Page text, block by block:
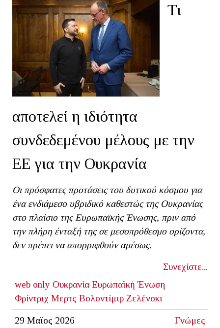
Τι
αποτελεί η ιδιότητα
συνδεδεμένου μέλους με την
ΕΕ για την Ουκρανία
Οι πρόσφατες προτάσεις του δυτικού κόσμου για
ένα ενδιάμεσο υβριδικό καθεστώς της Ουκρανίας
στο πλαίσιο της Ευρωπαϊκής Ένωσης, πριν από
την πλήρη ένταξή της σε μεσοπρόθεσμο ορίζοντα,
δεν πρέπει να απορριφθούν αμέσως.
Συνεχίστε...
web only Ουκρανία Ευρωπαϊκή Ένωση
Φρίντριχ Μερτς Βολοντίμιρ Ζελένσκι
29 Μαϊος 2026 Γνώμες